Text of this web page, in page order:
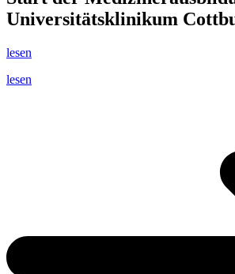
Universitätsklinikum
lesen
lesen